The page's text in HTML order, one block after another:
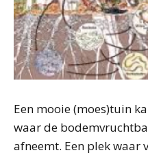
Een mooie (moes)tuin
waar de
afneemt. Een plek waar